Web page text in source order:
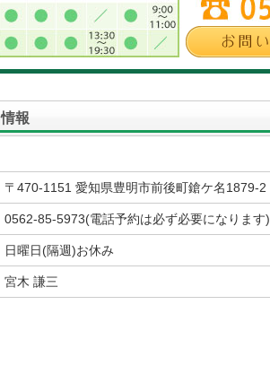
報
〒470-1151 愛知県豊明市前後町鎗ケ名1879-2
0562-85-5973(電話予約は必ず必要になります)
日曜日(隔週)お休み
宮木 謙三